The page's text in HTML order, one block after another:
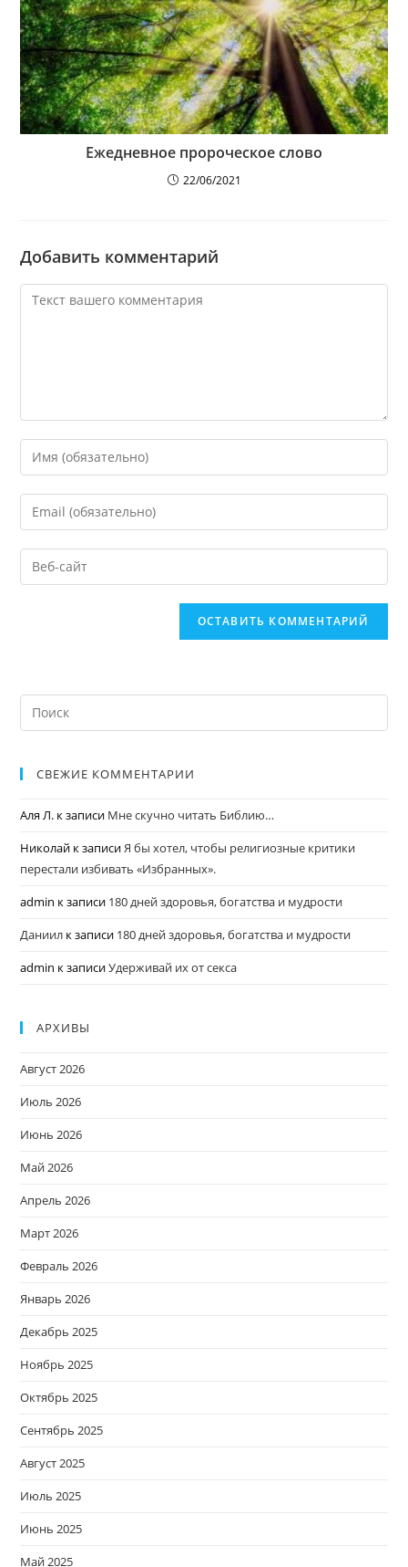
Ежедневное пророческое слово
22/06/2021
Добавить комментарий
СВЕЖИЕ КОММЕНТАРИИ
Аля Л. к записи Мне скучно читать Библию…
Николай к записиЯ бы хотел, чтобы религиозные критики
перестали избивать «Избранных».
admin к записи 180 дней здоровья, богатства и мудрости
Даниил к записи 180 дней здоровья, богатства и мудрости
admin к записиУдерживай их от секса
АРХИВЫ
Август 2026
Июль 2026
Июнь 2026
Май 2026
Апрель 2026
Март 2026
Февраль 2026
Январь 2026
Декабрь 2025
Ноябрь 2025
Октябрь 2025
Сентябрь 2025
Август 2025
Июль 2025
Июнь 2025
Май 2025